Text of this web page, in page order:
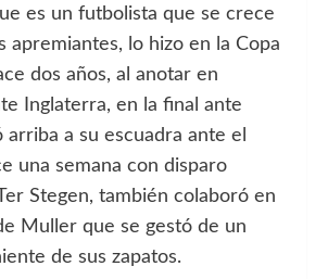
es un futbolista que se crece
apremiantes, lo hizo en la Copa
dos años, al anotar en
Inglaterra, en la final ante
arriba a su escuadra ante el
una semana con disparo
Stegen, también colaboró en
Muller que se gestó de un
de sus zapatos.